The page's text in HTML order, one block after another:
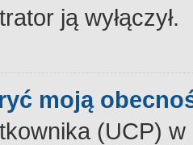
ją wyłączył.
moją
(UCP) w